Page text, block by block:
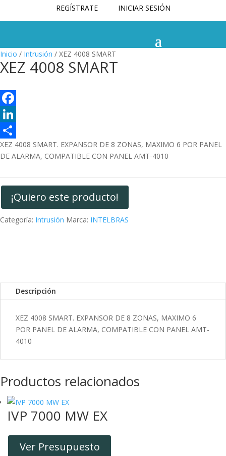
REGÍSTRATE INICIAR SESIÓN
Inicio / Intrusión / XEZ 4008 SMART
XEZ 4008 SMART
F
a
c
b
o
L
i
k
d
C
m
a
XEZ 4008 SMART. EXPANSOR DE 8 ZONAS, MAXIMO 6 POR PANEL
DE ALARMA, COMPATIBLE CON PANEL AMT-4010
¡Quiero este producto!
Categoría: Intrusión Marca: INTELBRAS
Descripción
XEZ 4008 SMART. EXPANSOR DE 8 ZONAS, MAXIMO 6
POR PANEL DE ALARMA, COMPATIBLE CON PANEL AMT-
4010
Productos relacionados
IVP 7000 MW EX
Ver Presupuesto